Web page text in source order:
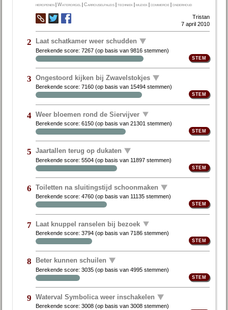
heropenen |Waterorgel |Carrouselpaleis |techniek |muziek |commercie |onderhoud
Tristan
7 april 2010
2 Laat schatkamer weer schudden
Berekende score:7267 (op basis van9816 stemmen)
3 Ongestoord kijken bij Zwavelstokjes
Berekende score:7160 (op basis van 15494 stemmen)
4 Weer bloemen rond de Siervijver
Berekende score:6150 (op basis van21301 stemmen)
5 Jaartallen terug op dukaten
Berekende score:5504 (op basis van 11897 stemmen)
6 Toiletten na sluitingstijd schoonmaken
Berekende score:4760 (op basis van 11135 stemmen)
7 Laat knuppel ranselen bij bezoek
Berekende score:3794 (op basis van7186 stemmen)
8 Beter kunnen schuilen
Berekende score:3035 (op basis van4995 stemmen)
9 Waterval Symbolica weer inschakelen
Berekende score:3008 (op basis van3008 stemmen)